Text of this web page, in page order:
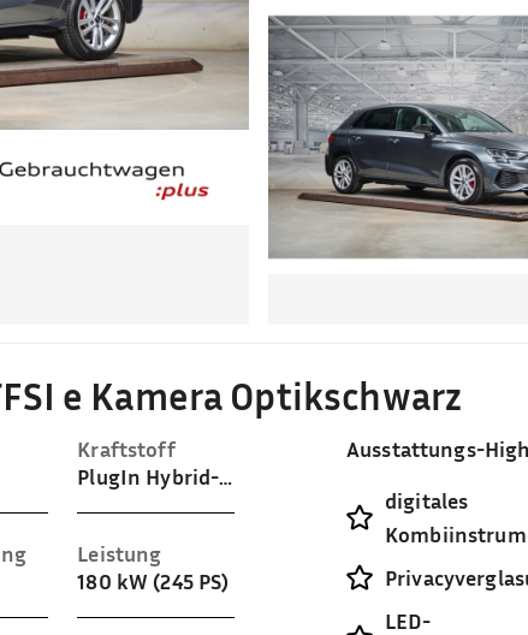
e Kamera Optikschwarz
Kraftstoff
PlugIn Hybrid-Benzin
Leistung
180 kW (245 PS)
Ausstattungs-
digitales
LED-